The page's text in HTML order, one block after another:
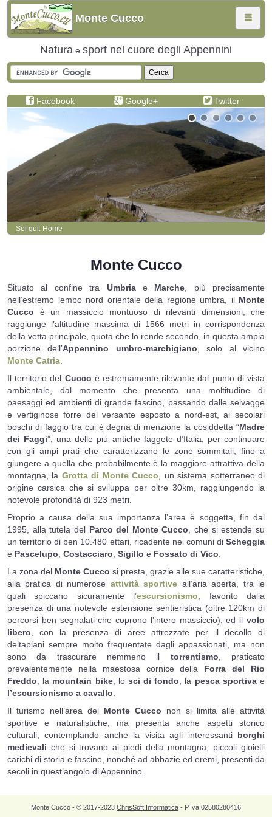
Monte Cucco
HOME
TREKKING
Sentiero 225
Sentiero 226
Sentiero 228
Sentiero 229
Sentiero 230
Sentiero 231
Sentiero 233
Sentiero 235
Sentiero 236
Sentiero 239
Sentiero 240
Sentiero 279
Sentiero 280
Sentiero 282
Sentiero 287
Sentiero 292
Sentiero 293
Sentiero 296
Sentiero 298
ATTIVITÀ SPORTIVE
GROTTE
LINKS
Natura e sport nel cuore degli Appennini
Facebook Google+ Twitter
Sei qui: Home
Monte Cucco
Situato al confine tra Umbriae Marche, più precisamente
nell’estremo lembo nord orientale della regione umbra, il Monte
Cucco è un massiccio montuoso di rilevanti dimensioni, che
raggiunge l’altitudine massima di 1566 metri in corrispondenza
della vetta principale, quota che lo rende secondo, in questa ampia
porzione dell’Appennino umbro-marchigiano, solo al vicino
Monte Catria.
Il territorio del Cucco è estremamente rilevante dal punto di vista
ambientale, dal momento che presenta una moltitudine di
paesaggi ed ambienti di grande fascino, passando dalle selvagge
e vertiginose forre del versante esposto a nord-est, ai secolari
boschi di faggio tra cui è degna di menzione la cosiddetta “Madre
dei Faggi”, una delle più antiche faggete d’Italia, per continuare
con gli ampi prati che caratterizzano le zone sommitali, fino a
giungere a quella che probabilmente è la maggiore attrattiva della
montagna, la Grotta di Monte Cucco, un sistema sotterraneo di
origine carsica che si sviluppa per oltre 30km, raggiungendo la
notevole profondità di 923 metri.
Proprio a causa della sua importanza l’area è soggetta, fin dal
1995, alla tutela del Parco del Monte Cucco, che si estende su
un territorio di ben 10.480 ettari, ricadente nei comuni di Scheggia
e Pascelupo, Costacciaro, Sigillo e Fossato di Vico.
La zona del Monte Cucco si presta, grazie alle sue caratteristiche,
alla pratica di numerose attività sportive all’aria aperta, tra le
quali spiccano sicuramente l’escursionismo, favorito dalla
presenza di una notevole estensione sentieristica (oltre 120km di
percorsi ben segnalati che coprono l’intero massiccio), ed il volo
libero, con la presenza di aree attrezzate per il decollo di
deltaplani sempre molto frequentate dagli appassionati, ma non
sono da trascurare nemmeno il torrentismo, praticato
prevalentemente nella maestosa cornice della Forra del Rio
Freddo, la mountain bike, lo sci di fondo, la pesca sportivae
l’escursionismo a cavallo.
Il turismo nell’area del Monte Cucco non si limita alle attività
sportive e naturalistiche, ma presenta anche aspetti storico
culturali, contemplando anche la visita agli interessanti borghi
medievali che si trovano ai piedi della montagna, piccoli gioielli
carichi di storia e fascino, nonché ad abbazie ed eremi, presenti da
secoli in quest’angolo di Appennino.
Monte Cucco - © 2017-2023 ChrisSoft Informatica - P.Iva 02580280416